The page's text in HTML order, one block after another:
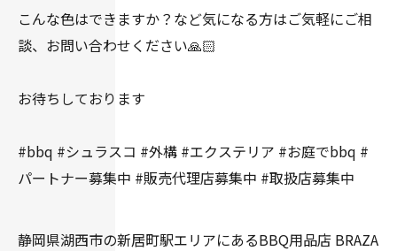
こんな色はできますか？など気になる方はご気軽にご相
談、お問い合わせください🙏🏻
お待ちしております
#bbq #シュラスコ #外構 #エクステリア #お庭でbbq #
パートナー募集中 #販売代理店募集中 #取扱店募集中
静岡県湖西市の新居町駅エリアにあるBBQ用品店 BRAZA